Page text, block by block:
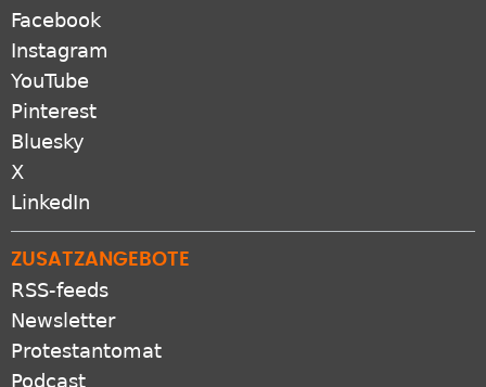
Facebook
Instagram
YouTube
Pinterest
Bluesky
X
LinkedIn
ZUSATZANGEBOTE
RSS-feeds
Newsletter
Protestantomat
Podcast